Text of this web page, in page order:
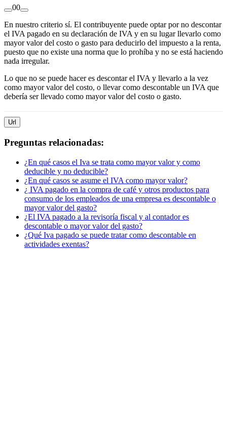
00
En nuestro criterio sí. El contribuyente puede optar por no descontar
el IVA pagado en su declaración de IVA y en su lugar llevarlo como
mayor valor del costo o gasto para deducirlo del impuesto a la renta,
puesto que no existe una norma que lo prohíba y no se está haciendo
nada irregular.
Lo que no se puede hacer es descontar el IVA y llevarlo a la vez
como mayor valor del costo, o llevar como descontable un IVA que
debería ser llevado como mayor valor del costo o gasto.
Url
Preguntas relacionadas:
¿En qué casos el Iva se trata como mayor valor y como
deducible y no deducible?
¿En qué casos se asume el IVA como mayor valor?
¿ IVA pagado en la compra de café y otros productos para
consumo de los empleados de una empresa es descontable o
mayor valor del gasto?
¿El IVA pagado a la revisoría fiscal y al contador es
descontable o mayor valor del gasto?
¿Qué Iva pagado se puede tratar como descontable en
actividades exentas?